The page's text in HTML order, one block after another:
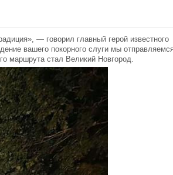
— говорил главный герой известного
вашего покорного слуги мы
маршрута стал Великий Новгород.